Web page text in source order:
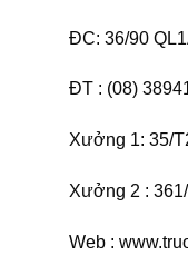
ĐC: 36/90
ĐT : (08)
Xưởng 1: 35/
Xưởng 2 :
Web :